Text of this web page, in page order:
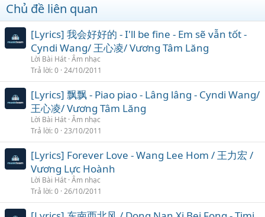
Chủ đề liên quan
[Lyrics] 我会好好的 - I'll be fine - Em sẽ vẫn tốt -
Cyndi Wang/ 王心凌/ Vương Tâm Lăng
Lời Bài Hát Âm nhạc
Trả lời 0 24/10/2011
[Lyrics] 飘飘 - Piao piao - Lâng lâng - Cyndi Wang/
王心凌/ Vương Tâm Lăng
Lời Bài Hát Âm nhạc
Trả lời 0 23/10/2011
[Lyrics] Forever Love - Wang Lee Hom / 王力宏 /
Vương Lực Hoành
Lời Bài Hát Âm nhạc
Trả lời 0 26/10/2011